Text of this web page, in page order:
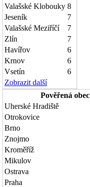
Valašské Klobouky 8
Jeseník
7
Valašské Meziříčí
7
Zlín
7
Havířov
6
Krnov
6
Vsetín
6
Zobrazit další
Pověřená obec
Uherské Hradiště
Otrokovice
Brno
Znojmo
Kroměříž
Mikulov
Ostrava
Praha